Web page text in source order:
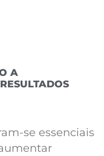
A
se essenciais